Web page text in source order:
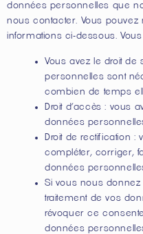
données personnelles que
nous contacter. Vous
informations ci-dessous.
Vous avez le droit
personnelles sont
combien de temps
Droit d’accès : vous
données
Droit de rectification :
compléter, corriger,
données
Si vous nous
traitement de vos
révoquer ce
données